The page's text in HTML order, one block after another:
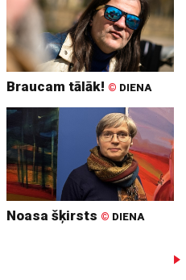
Braucam tālāk! © DIENA
Noasa šķirsts © DIENA